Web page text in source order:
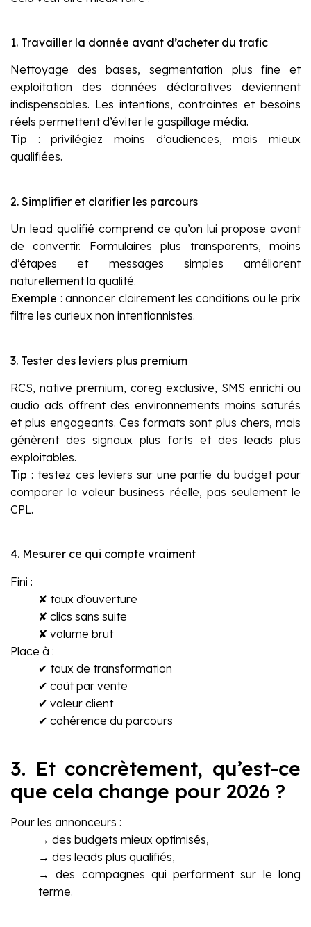
1. Travailler la donnée avant d’acheter du trafic
Nettoyage des bases, segmentation plus fine et
exploitation des données déclaratives deviennent
indispensables. Les intentions, contraintes et besoins
réels permettent d’éviter le gaspillage média.
Tip : privilégiez moins d’audiences, mais mieux
qualifiées.
2. Simplifier et clarifier les parcours
Un lead qualifié comprend ce qu’on lui propose avant
de convertir. Formulaires plus transparents, moins
d’étapes et messages simples améliorent
naturellement la qualité.
Exemple : annoncer clairement les conditions ou le prix
filtre les curieux non intentionnistes.
3. Tester des leviers plus premium
RCS, native premium, coreg exclusive, SMS enrichi ou
audio ads offrent des environnements moins saturés
et plus engageants. Ces formats sont plus chers, mais
génèrent des signaux plus forts et des leads plus
exploitables.
Tip : testez ces leviers sur une partie du budget pour
comparer la valeur business réelle, pas seulement le
CPL.
4. Mesurer ce qui compte vraiment
Fini :
✘ taux d’ouverture
✘ clics sans suite
✘ volume brut
Place à :
✔ taux de transformation
✔ coût par vente
✔ valeur client
✔ cohérence du parcours
3. Et concrètement, qu’est-ce
que cela change pour 2026 ?
Pour les annonceurs :
→ des budgets mieux optimisés,
→ des leads plus qualifiés,
→ des campagnes qui performent sur le long
terme.